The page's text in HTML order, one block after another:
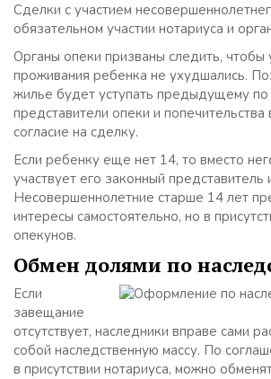
Сделки с участием
обязательном участии нотариуса и
Органы опеки призваны следить, чтобы
проживания ребенка не ухудшались.
жилье будет уступать предыдущему
представители опеки и попечительства
согласие на сделку.
Если ребенку еще нет 14, то вместо
участвует его законный представитель
Несовершеннолетние старше 14 лет
интересы самостоятельно, но в
опекунов.
Обмен долями по
Если
завещание
отсутствует, наследники вправе сами
собой наследственную массу. По
в присутствии нотариуса, можно